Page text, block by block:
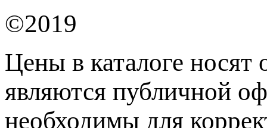
©2019
Цены в каталоге носят
являются публичной
необходимы для